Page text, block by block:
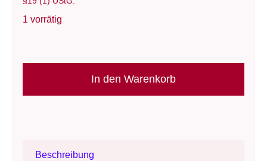
1 vorrätig
"Black
In den Warenkorb
Beschreibung